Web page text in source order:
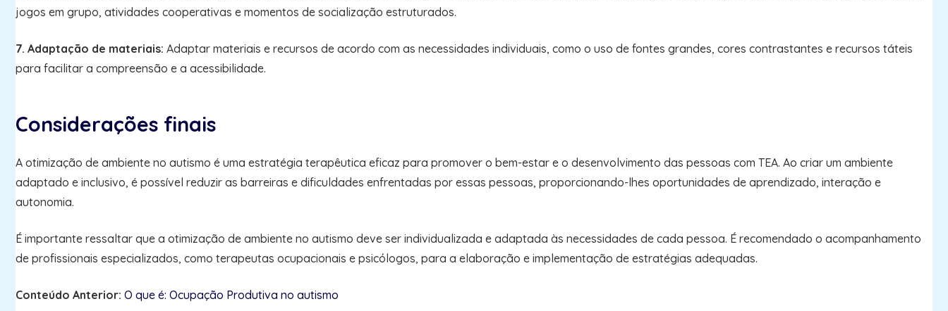
jogos em grupo, atividades cooperativas e momentos de socialização estruturados.
7. Adaptação de materiais: Adaptar materiais e recursos de acordo com as necessidades individuais, como o uso de fontes grandes, cores contrastantes e recursos táteis
para facilitar a compreensão e a acessibilidade.
Considerações finais
A otimização de ambiente no autismo é uma estratégia terapêutica eficaz para promover o bem-estar e o desenvolvimento das pessoas com TEA. Ao criar um ambiente
adaptado e inclusivo, é possível reduzir as barreiras e dificuldades enfrentadas por essas pessoas, proporcionando-lhes oportunidades de aprendizado, interação e
autonomia.
É importante ressaltar que a otimização de ambiente no autismo deve ser individualizada e adaptada às necessidades de cada pessoa. É recomendado o acompanhamento
de profissionais especializados, como terapeutas ocupacionais e psicólogos, para a elaboração e implementação de estratégias adequadas.
Conteúdo Anterior: O que é: Ocupação Produtiva no autismo